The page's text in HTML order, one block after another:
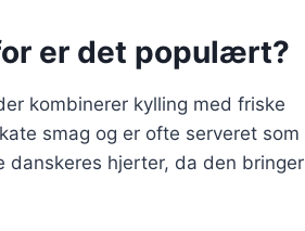
er det populært?
kombinerer kylling med friske
smag og er ofte serveret som
hjerter, da den bringer